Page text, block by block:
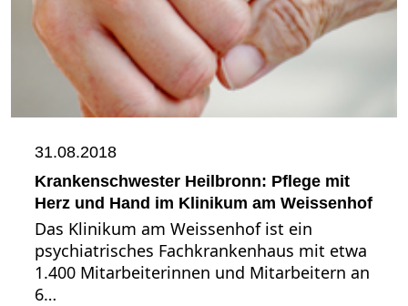
31.08.2018
Krankenschwester Heilbronn: Pflege mit
Herz und Hand im Klinikum am Weissenhof
Das Klinikum am Weissenhof ist ein
psychiatrisches Fachkrankenhaus mit etwa
1.400 Mitarbeiterinnen und Mitarbeitern an
6…